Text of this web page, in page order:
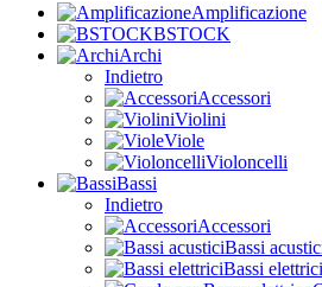
Amplificazione
BSTOCK
Archi
Indietro
Accessori
Violini
Viole
Violoncelli
Bassi
Indietro
Accessori
Bassi
Bassi elettrici